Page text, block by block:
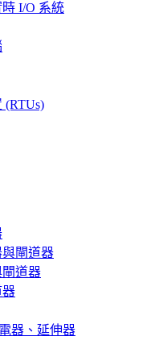
I/O 系統
(RTUs)
閘道器
道器
器
器、延伸器